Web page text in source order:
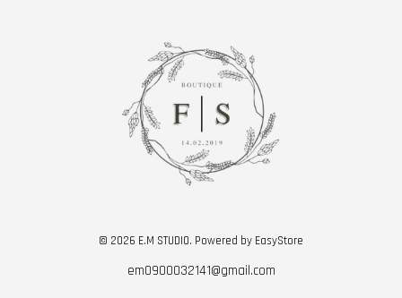
© 2026 E.M STUDIO. Powered by EasyStore
em0900032141@gmail.com